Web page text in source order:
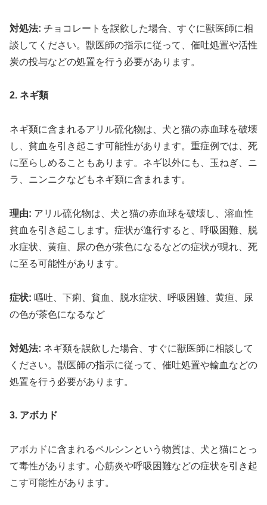
対処法: チョコレートを誤飲した場合、すぐに獣医師に相
談してください。獣医師の指示に従って、催吐処置や活性
炭の投与などの処置を行う必要があります。
2. ネギ類
ネギ類に含まれるアリル硫化物は、犬と猫の赤血球を破壊
し、貧血を引き起こす可能性があります。重症例では、死
に至らしめることもあります。ネギ以外にも、玉ねぎ、ニ
ラ、ニンニクなどもネギ類に含まれます。
理由: アリル硫化物は、犬と猫の赤血球を破壊し、溶血性
貧血を引き起こします。症状が進行すると、呼吸困難、脱
水症状、黄疸、尿の色が茶色になるなどの症状が現れ、死
に至る可能性があります。
症状: 嘔吐、下痢、貧血、脱水症状、呼吸困難、黄疸、尿
の色が茶色になるなど
対処法: ネギ類を誤飲した場合、すぐに獣医師に相談して
ください。獣医師の指示に従って、催吐処置や輸血などの
処置を行う必要があります。
3. アボカド
アボカドに含まれるペルシンという物質は、犬と猫にとっ
て毒性があります。心筋炎や呼吸困難などの症状を引き起
こす可能性があります。